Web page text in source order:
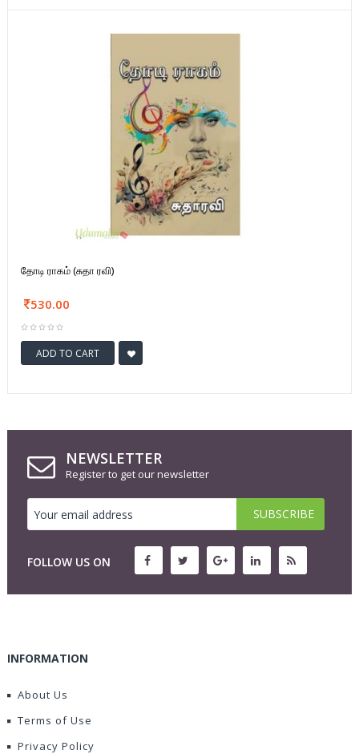
தோடி ராகம் (சுதா ரவி)
530.00
ADD TO CART
NEWSLETTER
Register to get our newsletter
FOLLOW US ON
INFORMATION
About Us
Terms of Use
Privacy Policy